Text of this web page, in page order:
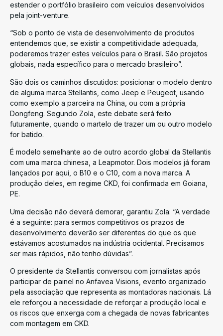
estender o portfólio brasileiro com veículos desenvolvidos
pela joint-venture.
“Sob o ponto de vista de desenvolvimento de produtos
entendemos que, se existir a competitividade adequada,
poderemos trazer estes veículos para o Brasil. São projetos
globais, nada específico para o mercado brasileiro”.
São dois os caminhos discutidos: posicionar o modelo dentro
de alguma marca Stellantis, como Jeep e Peugeot, usando
como exemplo a parceira na China, ou com a própria
Dongfeng. Segundo Zola, este debate será feito
futuramente, quando o martelo de trazer um ou outro modelo
for batido.
É modelo semelhante ao de outro acordo global da Stellantis
com uma marca chinesa, a Leapmotor. Dois modelos já foram
lançados por aqui, o B10 e o C10, com a nova marca. A
produção deles, em regime CKD, foi confirmada em Goiana,
PE.
Uma decisão não deverá demorar, garantiu Zola: “A verdade
é a seguinte: para sermos competitivos os prazos de
desenvolvimento deverão ser diferentes do que os que
estávamos acostumados na indústria ocidental. Precisamos
ser mais rápidos, não tenho dúvidas”.
O presidente da Stellantis conversou com jornalistas após
participar de painel no Anfavea Visions, evento organizado
pela associação que representa as montadoras nacionais. Lá
ele reforçou a necessidade de reforçar a produção local e
os riscos que enxerga com a chegada de novas fabricantes
com montagem em CKD.